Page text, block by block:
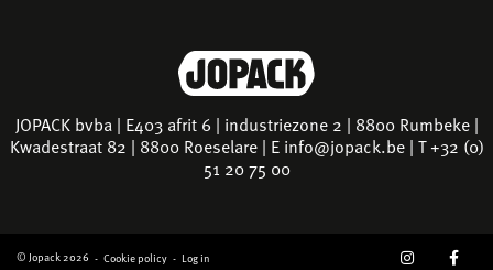
JOPACK bvba | E403 afrit 6 | industriezone 2 | 8800 Rumbeke |
Kwadestraat 82 | 8800 Roeselare | E info@jopack.be| T +32 (0)
51 20 75 00
© Jopack 2026 Cookie policy Log in SOCIAL